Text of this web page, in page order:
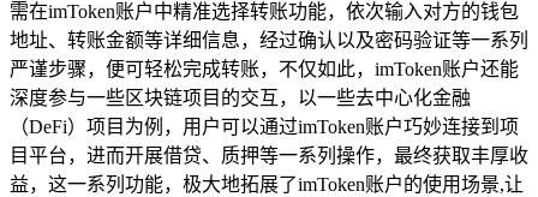
需在imToken账户中精准选择转账功能，依次输入对方的钱包
地址、转账金额等详细信息，经过确认以及密码验证等一系列
严谨步骤，便可轻松完成转账，不仅如此，imToken账户还能
深度参与一些区块链项目的交互，以一些去中心化金融
（DeFi）项目为例，用户可以通过imToken账户巧妙连接到项
目平台，进而开展借贷、质押等一系列操作，最终获取丰厚收
益，这一系列功能，极大地拓展了imToken账户的使用场景,让